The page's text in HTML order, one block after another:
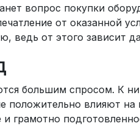
вопрос покупки
от оказанной
ведь от этого зависит
большим спросом. К
положительно влияют
грамотно